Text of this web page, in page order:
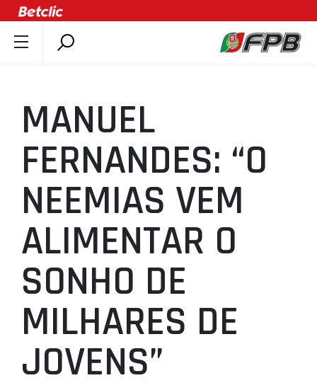
ÚLTIMAS
COMPETIÇÕES
ASSOCIAÇÕES
CLUBES
AGENTES
AGENDA
SELEÇÕES
MINIBASQUETE
ÁREA TÉCNICA
PROJETOS
LIGA BETCLIC MASCULINA
MANUEL
FERNANDES: “O
NEEMIAS VEM
ALIMENTAR O
SONHO DE
MILHARES DE
JOVENS”